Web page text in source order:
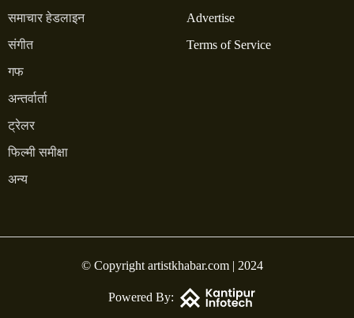
समाचार हेडलाइन
संगीत
गफ
अन्तर्वार्ता
ट्रेलर
फिल्मी समीक्षा
अन्य
Advertise
Terms of Service
© Copyright artistkhabar.com | 2024
Powered By: